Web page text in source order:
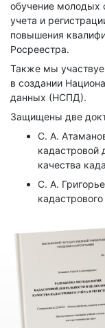
обучение молодых
учета и
повышения
Росреестра.
Также мы
в создании
данных (НСПД).
Защищены две
С. А.
кадастровой
качества
С. А.